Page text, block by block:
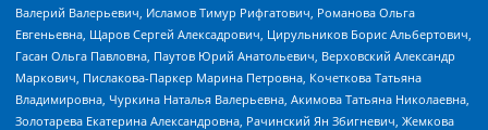
Валерий Валерьевич, Исламов Тимур Рифгатович, Романова Ольга
Евгеньевна, Щаров Сергей Алексадрович, Цирульников Борис Альбертович,
Гасан Ольга Павловна, Паутов Юрий Анатольевич, Верховский Александр
Маркович, Пислакова-Паркер Марина Петровна, Кочеткова Татьяна
Владимировна, Чуркина Наталья Валерьевна, Акимова Татьяна Николаевна,
Золотарева Екатерина Александровна, Рачинский Ян Збигневич, Жемкова